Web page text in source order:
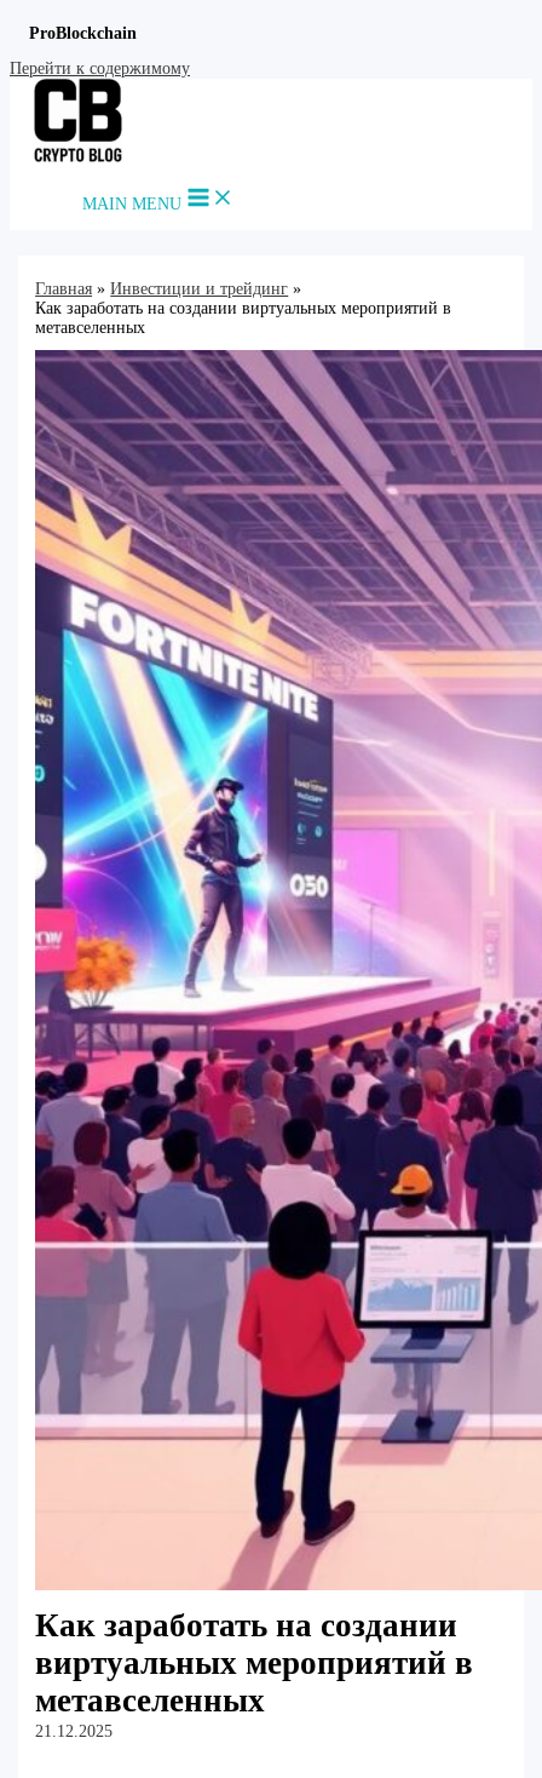
ProBlockchain
Перейти к содержимому
MAIN MENU
Главная
Инвестиции и трейдинг
Как заработать на создании виртуальных мероприятий в
метавселенных
Как заработать на создании
виртуальных мероприятий в
метавселенных
21.12.2025